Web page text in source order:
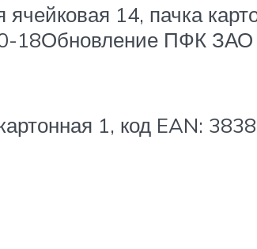
ячейковая 14, пачка
18Обновление ПФК ЗАО
1, код EAN: